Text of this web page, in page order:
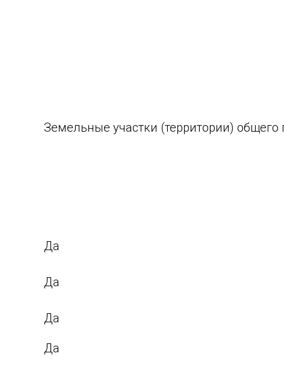
Земельные участки (территории) общего
Да
Да
Да
Да